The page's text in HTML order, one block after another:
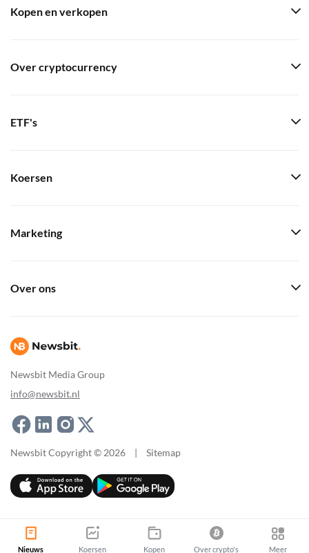
Newsbit Media Group
info@newsbit.nl
Kopen en verkopen
Over cryptocurrency
ETF's
Koersen
Marketing
Over ons
Newsbit Copyright © 2026 | Sitemap
Nieuws Koersen Kopen Over crypto's Meer